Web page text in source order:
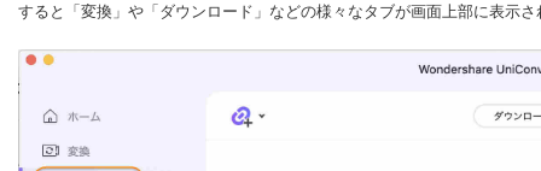
すると「変換」や「ダウンロード」などの様々なタブが画面上部に表